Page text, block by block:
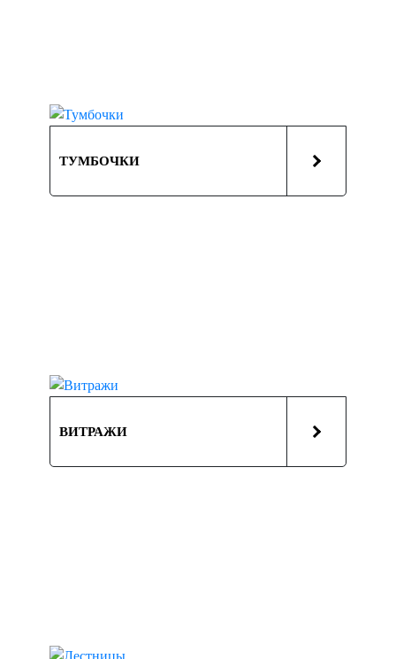
ТУМБОЧКИ
ВИТРАЖИ